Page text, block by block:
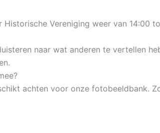
Vereniging weer van 14:00
naar wat anderen te vertellen
achten voor onze fotobeeldbank.